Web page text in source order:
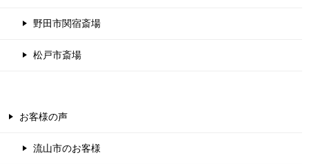
野田市関宿斎場
松戸市斎場
お客様の声
流山市のお客様